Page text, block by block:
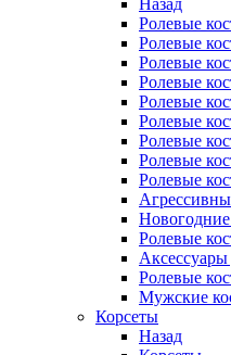
Назад
Ролевые
Ролевые
Ролевые
Ролевые
Ролевые
Ролевые
Ролевые
Ролевые
Ролевые
Ролевые
Ролевые
Мужские
Корсеты
Назад